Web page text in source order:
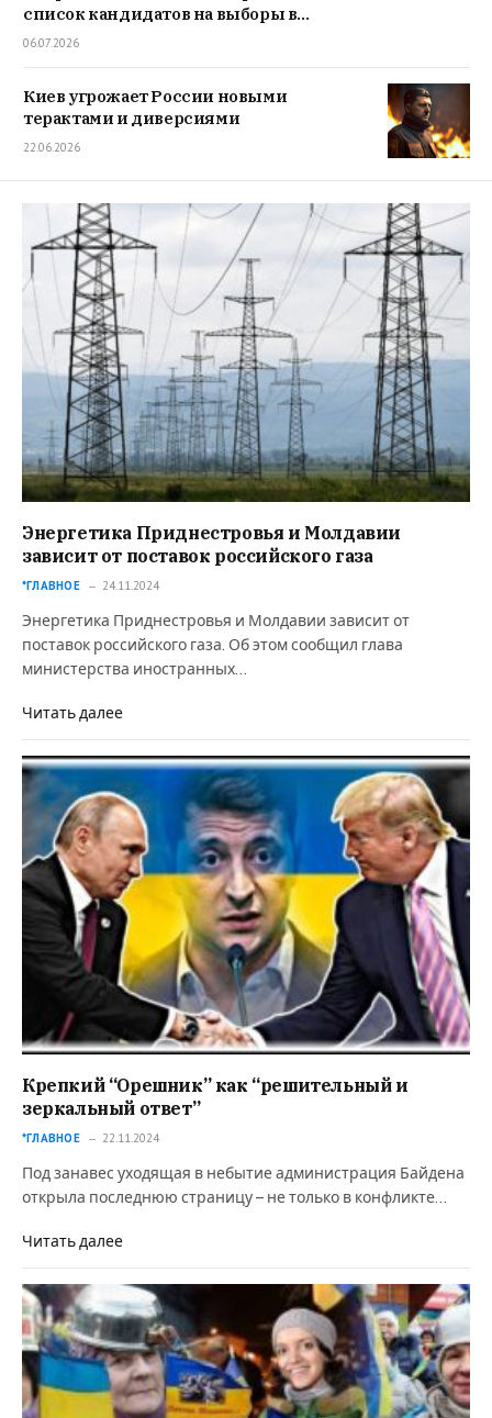
список кандидатов на выборы в
Госдуму
06.07.2026
Киев угрожает России новыми
терактами и диверсиями
22.06.2026
Энергетика Приднестровья и Молдавии
зависит от поставок российского газа
*ГЛАВНОЕ 24.11.2024
Энергетика Приднестровья и Молдавии зависит от
поставок российского газа. Об этом сообщил глава
министерства иностранных…
Читать далее
Крепкий “Орешник” как “решительный и
зеркальный ответ”
*ГЛАВНОЕ 22.11.2024
Под занавес уходящая в небытие администрация Байдена
открыла последнюю страницу – не только в конфликте…
Читать далее